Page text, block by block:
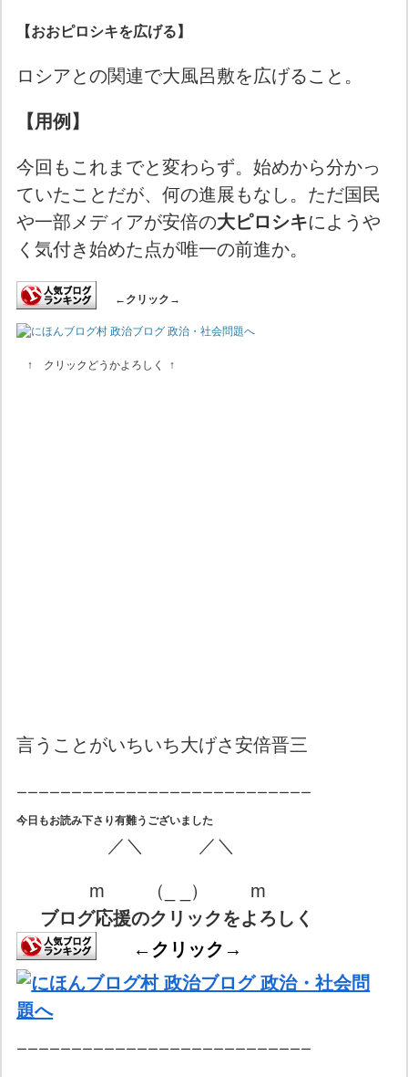
【おおピロシキを広げる】
ロシアとの関連で大風呂敷を広げること。
【用例】
今回もこれまでと変わらず。始めから分かっ
ていたことだが、何の進展もなし。ただ国民
や一部メディアが安倍の大ピロシキにようや
く気付き始めた点が唯一の前進か。
←クリック→
↑ クリックどうかよろしく ↑
言うことがいちいち大げさ安倍晋三
ーーーーーーーーーーーーーーーーーーーーーーーーーーー
今日もお読み下さり有難うございました
／＼ ／＼
m （_ _） m
ブログ応援のクリックをよろしく
←クリック→
ーーーーーーーーーーーーーーーーーーーーーーーーーーー